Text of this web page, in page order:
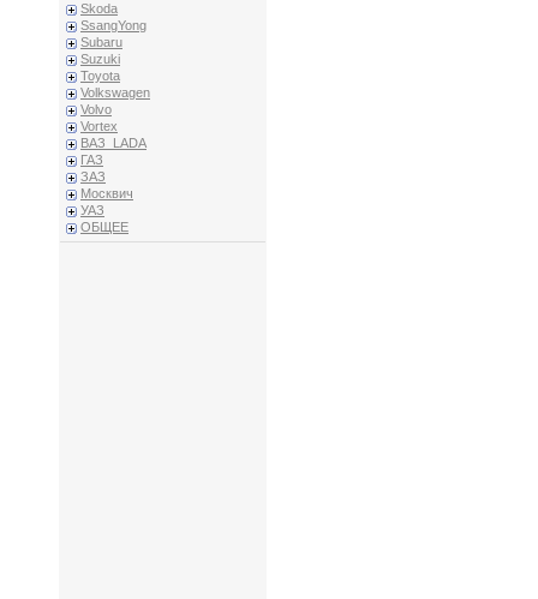
Skoda
SsangYong
Subaru
Suzuki
Toyota
Volkswagen
Volvo
Vortex
ВАЗ_LADA
ГАЗ
ЗАЗ
Москвич
УАЗ
ОБЩЕЕ